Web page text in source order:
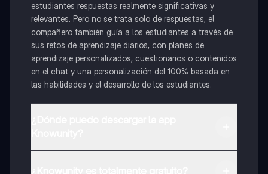
estudiantes respuestas realmente significativas y
relevantes. Pero no se trata solo de respuestas, el
compañero también guía a los estudiantes a través de
sus retos de aprendizaje diarios, con planes de
aprendizaje personalizados, cuestionarios o contenidos
en el chat y una personalización del 100% basada en
las habilidades y el desarrollo de los estudiantes.